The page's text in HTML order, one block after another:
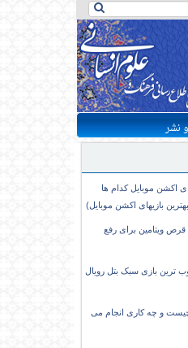
نشر
اکشن موبایل کدام ها
بازیهای اکشن موبایل)
قرص ویتامین برای رفع
ترین بازی سبک بتل رویال
و چه کاری انجام می